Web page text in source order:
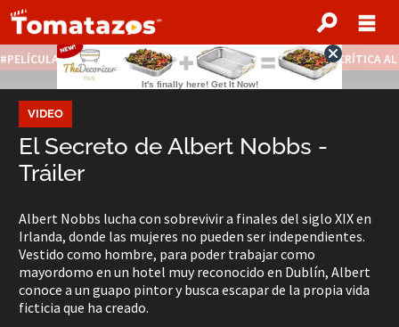
PELÍCULAS STREAMING GRATIS NOTICIAS DESTACADAS CRÍTICA
VIDEO
El Secreto de Albert Nobbs -
Tráiler
Albert Nobbs lucha con sobrevivir a finales del siglo XIX en
Irlanda, donde las mujeres no pueden ser independientes.
Vestido como hombre, para poder trabajar como
mayordomo en un hotel muy reconocido en Dublín, Albert
conoce a un guapo pintor y busca escapar de la propia vida
ficticia que ha creado.